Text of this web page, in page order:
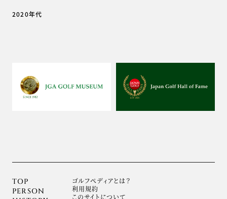
2020年代
TOP
PERSON
ゴルフぺディアとは？
利用規約
このサイトについて